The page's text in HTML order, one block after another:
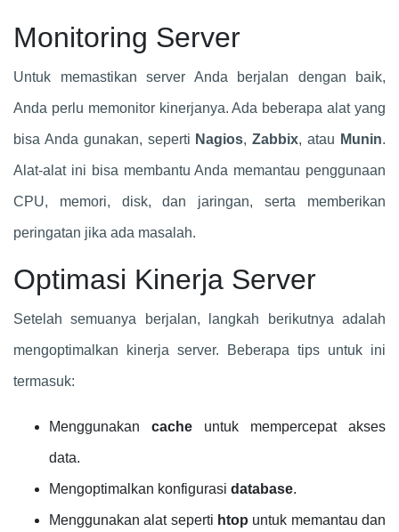
Monitoring Server
Untuk memastikan server Anda berjalan dengan baik,
Anda perlu memonitor kinerjanya. Ada beberapa alat yang
bisa Anda gunakan, seperti Nagios,Zabbix, atau Munin.
Alat-alat ini bisa membantu Anda memantau penggunaan
CPU, memori, disk, dan jaringan, serta memberikan
peringatan jika ada masalah.
Optimasi Kinerja Server
Setelah semuanya berjalan, langkah berikutnya adalah
mengoptimalkan kinerja server. Beberapa tips untuk ini
termasuk:
Menggunakan cache untuk mempercepat akses
data.
Mengoptimalkan konfigurasi database.
Menggunakan alat seperti htop untuk memantau dan